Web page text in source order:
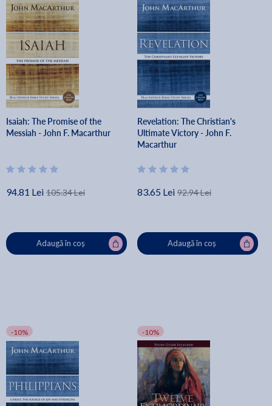
Isaiah: The Promise of the
Messiah - John F. Macarthur
94.81 Lei 105.34 Lei
Adaugă în coș
Revelation: The Christian's
Ultimate Victory - John F.
Macarthur
83.65 Lei 92.94 Lei
Adaugă în coș
-10% -10%